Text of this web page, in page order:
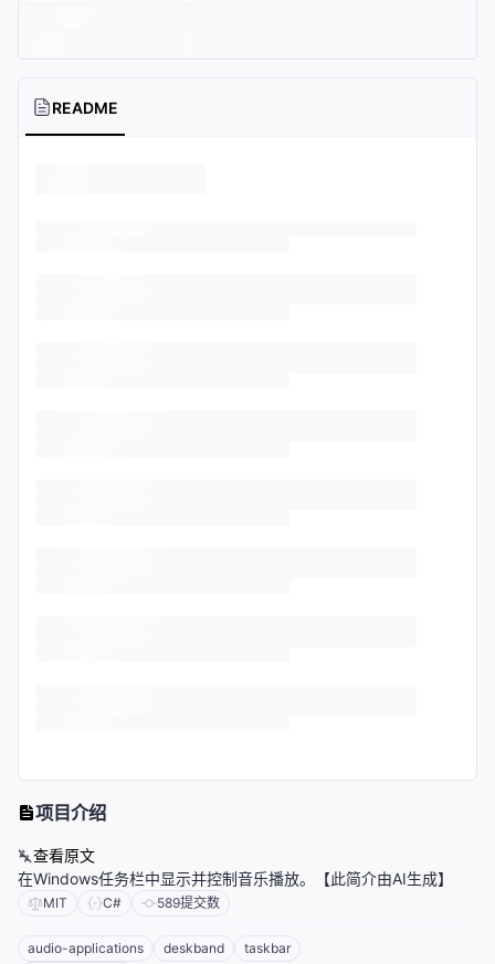
README
项目介绍
查看原文
在Windows任务栏中显示并控制音乐播放。【此简介由AI生成】
MIT C# 589提交数
audio-applications deskband
taskbar